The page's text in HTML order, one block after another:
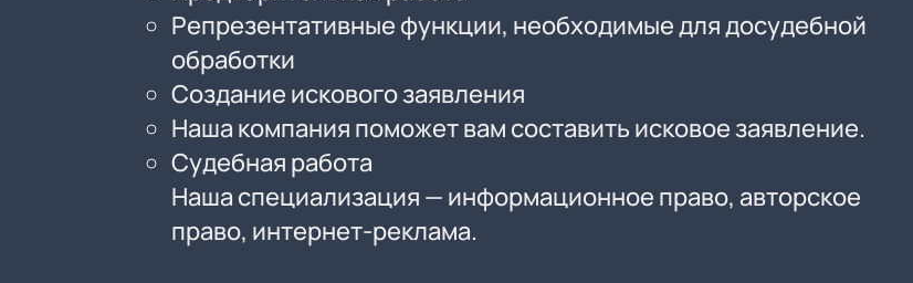
Репрезентативные функции, необходимые для досудебной
обработки
Создание искового заявления
Наша компания поможет вам составить исковое заявление.
Судебная работа
Наша специализация — информационное право, авторское
право, интернет-реклама.